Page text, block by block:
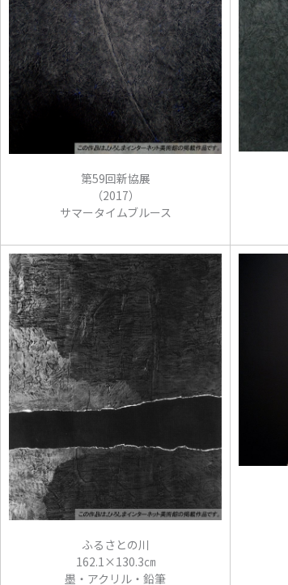
第59回新協展
（2017）
サマータイムブルース
ふるさとの川
162.1×130.3㎝
墨・アクリル・鉛筆